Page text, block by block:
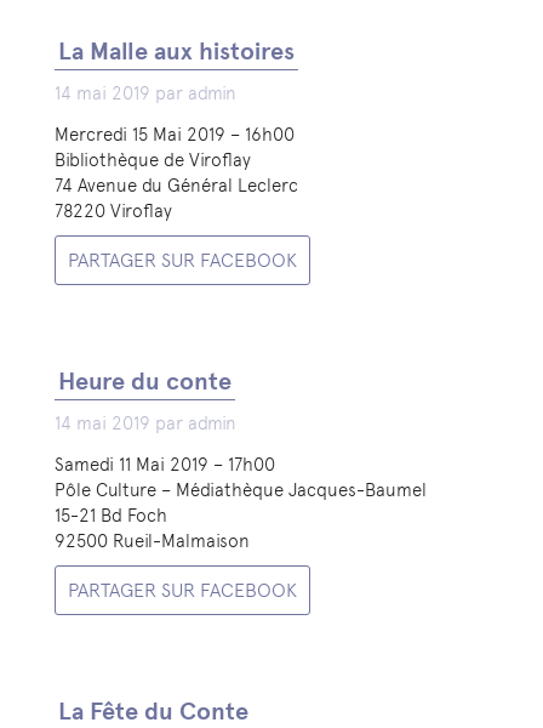
La Malle aux histoires
14 mai 2019 par admin
Mercredi 15 Mai 2019 – 16h00
Bibliothèque de Viroflay
74 Avenue du Général Leclerc
78220 Viroflay
PARTAGER SUR FACEBOOK
Heure du conte
14 mai 2019 par admin
Samedi 11 Mai 2019 – 17h00
Pôle Culture – Médiathèque Jacques-Baumel
15-21 Bd Foch
92500 Rueil-Malmaison
PARTAGER SUR FACEBOOK
La Fête du Conte